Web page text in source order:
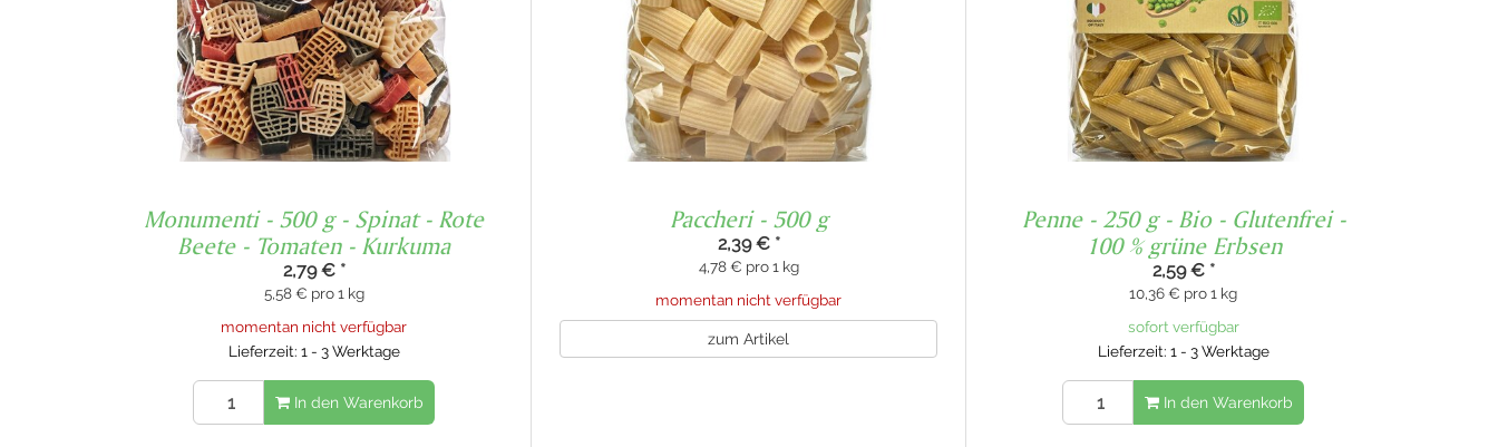
Monumenti - 500 g - Spinat - Rote
Beete - Tomaten - Kurkuma
2,79 € *
5,58 € pro 1 kg
momentan nicht verfügbar
Lieferzeit: 1 - 3 Werktage
In den Warenkorb
Paccheri - 500 g
2,39 € *
4,78 € pro 1 kg
momentan nicht verfügbar
zum Artikel
Penne - 250 g - Bio - Glutenfrei -
100 % grüne Erbsen
2,59 € *
10,36 € pro 1 kg
sofort verfügbar
Lieferzeit: 1 - 3 Werktage
In den Warenkorb